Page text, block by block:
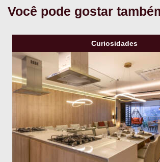
Você pode gostar
Curiosidades